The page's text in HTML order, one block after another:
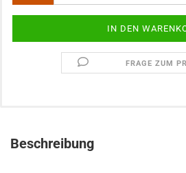
FRAGE ZUM
Beschreibung